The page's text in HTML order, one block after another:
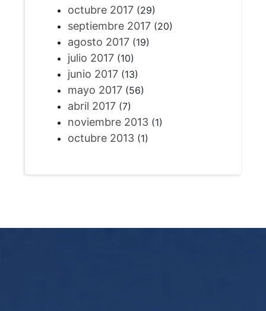
octubre 2017(29)
septiembre 2017(20)
agosto 2017(19)
julio 2017(10)
junio 2017(13)
mayo 2017(56)
abril 2017(7)
noviembre 2013(1)
octubre 2013(1)